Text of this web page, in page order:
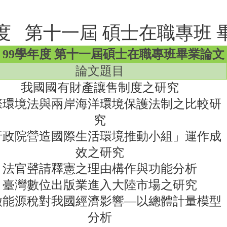
第十一屆 碩士在職專班
99學年度 第十一屆碩士在職專班畢業論文
論文題目
我國國有財產讓售制度之研究
境法與兩岸海洋環境保護法制之比較研
究
院營造國際生活環境推動小組」運作成
效之研究
法官聲請釋憲之理由構作與功能分析
臺灣數位出版業進入大陸市場之研究
能源稅對我國經濟影響—以總體計量模型
分析